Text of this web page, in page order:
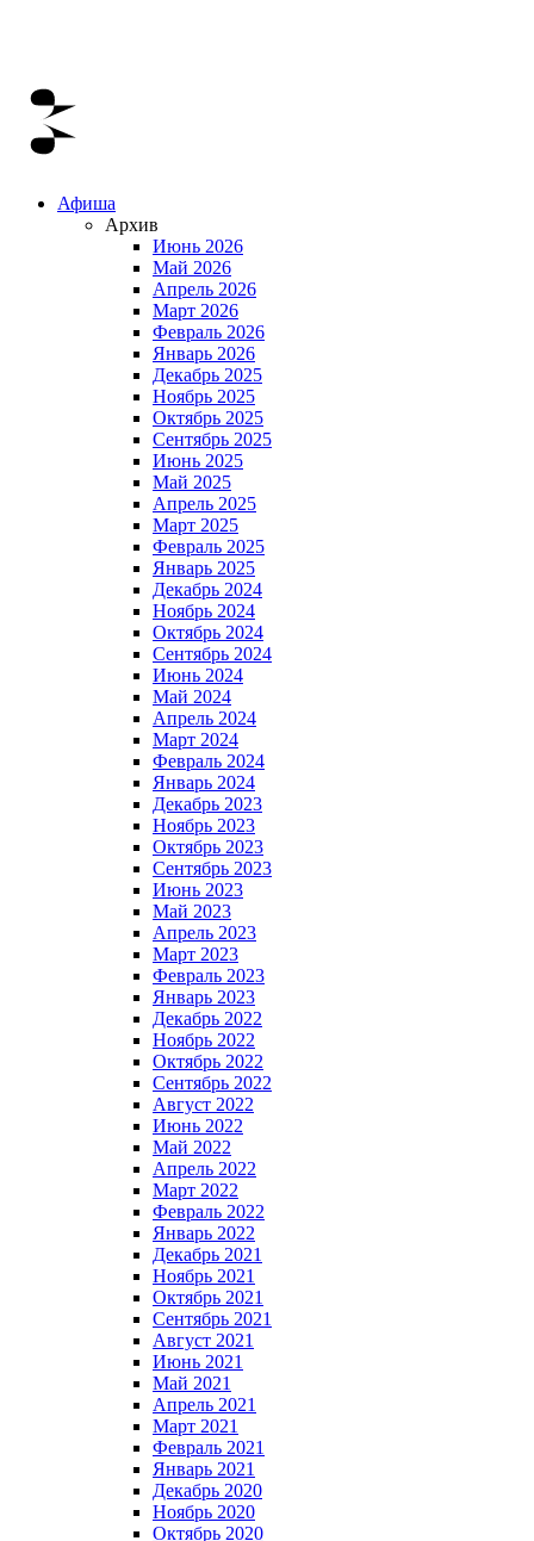
Афиша
Архив
Июнь 2026
Май 2026
Апрель 2026
Март 2026
Февраль 2026
Январь 2026
Декабрь 2025
Ноябрь 2025
Октябрь 2025
Сентябрь 2025
Июнь 2025
Май 2025
Апрель 2025
Март 2025
Февраль 2025
Январь 2025
Декабрь 2024
Ноябрь 2024
Октябрь 2024
Сентябрь 2024
Июнь 2024
Май 2024
Апрель 2024
Март 2024
Февраль 2024
Январь 2024
Декабрь 2023
Ноябрь 2023
Октябрь 2023
Сентябрь 2023
Июнь 2023
Май 2023
Апрель 2023
Март 2023
Февраль 2023
Январь 2023
Декабрь 2022
Ноябрь 2022
Октябрь 2022
Сентябрь 2022
Август 2022
Июнь 2022
Май 2022
Апрель 2022
Март 2022
Февраль 2022
Январь 2022
Декабрь 2021
Ноябрь 2021
Октябрь 2021
Сентябрь 2021
Август 2021
Июнь 2021
Май 2021
Апрель 2021
Март 2021
Февраль 2021
Январь 2021
Декабрь 2020
Ноябрь 2020
Октябрь 2020